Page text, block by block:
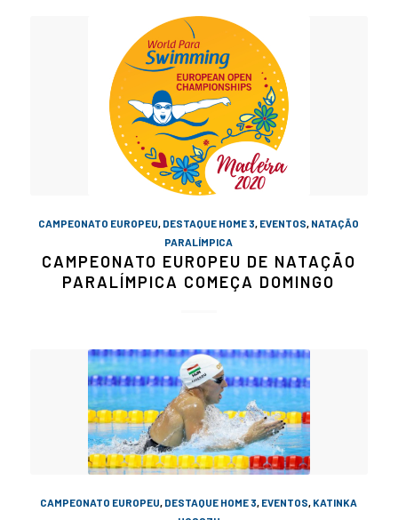
CAMPEONATO EUROPEU, DESTAQUE HOME 3, EVENTOS, NATAÇÃO
PARALÍMPICA
CAMPEONATO EUROPEU DE NATAÇÃO
PARALÍMPICA COMEÇA DOMINGO
CAMPEONATO EUROPEU DESTAQUE HOME 3 EVENTOS KATINKA